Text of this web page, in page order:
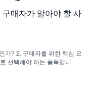
매자가 알아야 할 사
가? 2. 구매자를 위한 핵심 요
선택해야 하는 품목입니다.